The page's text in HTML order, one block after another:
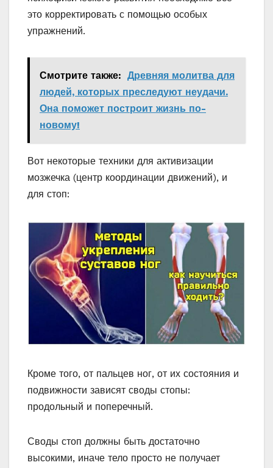
это корректировать с помощью особых
упражнений.
Смотрите также: Древняя молитва для
людей, которых преследуют неудачи.
Она поможет построит жизнь по-
новому!
Вот некоторые техники для активизации
мозжечка (центр координации движений), и
для стоп:
Кроме того, от пальцев ног, от их состояния и
подвижности зависят своды стопы:
продольный и поперечный.
Своды стоп должны быть достаточно
высокими, иначе тело просто не получает